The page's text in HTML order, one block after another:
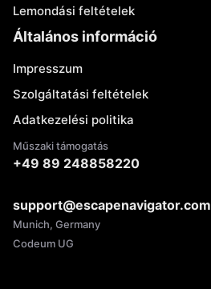
Lemondási feltételek
Általános információ
Impresszum
Szolgáltatási feltételek
Adatkezelési politika
Műszaki támogatás
+49 89 248858220
support@escapenavigator.com
Munich, Germany
Codeum UG